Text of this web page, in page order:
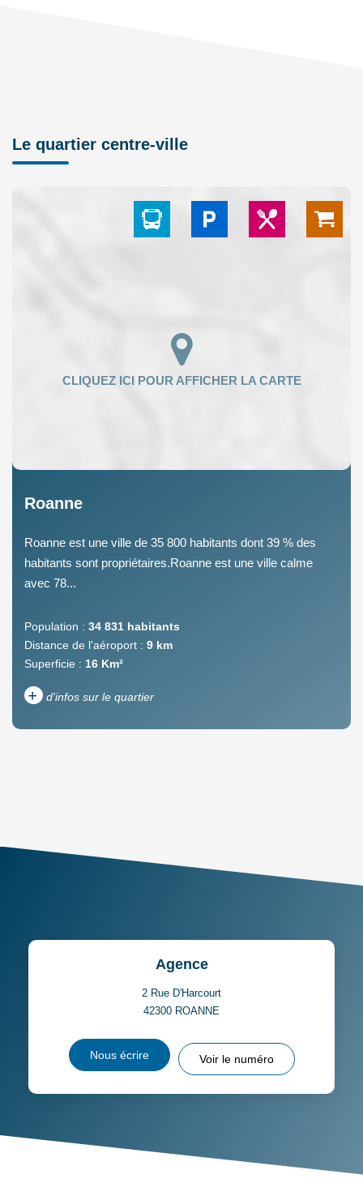
Le quartier centre-ville
Roanne
Roanne est une ville de 35 800 habitants dont 39 % des
habitants sont propriétaires.Roanne est une ville calme
avec 78...
Population : 34 831 habitants
Distance de l'aéroport : 9 km
Superficie : 16 Km²
+ d'infos sur le quartier
TAUX DE PROPRIÉTAIRES
DISTANCE DE L'AÉROPORT :
Agence
2 Rue D'Harcourt
42300 ROANNE
Nous écrire Voir le numéro